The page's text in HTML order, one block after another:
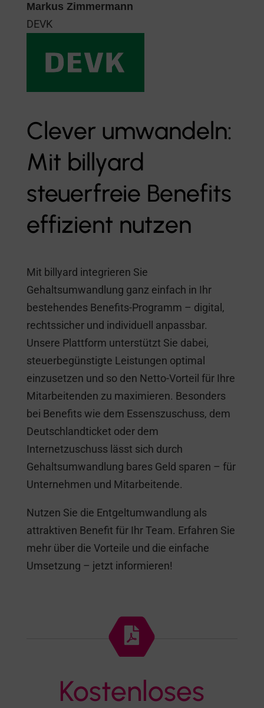
Markus Zimmermann
DEVK
Clever umwandeln:
Mit billyard
steuerfreie Benefits
effizient nutzen
Mit billyard integrieren Sie
Gehaltsumwandlung ganz einfach in Ihr
bestehendes Benefits-Programm – digital,
rechtssicher und individuell anpassbar.
Unsere Plattform unterstützt Sie dabei,
steuerbegünstigte Leistungen optimal
einzusetzen und so den Netto-Vorteil für Ihre
Mitarbeitenden zu maximieren. Besonders
bei Benefits wie dem Essenszuschuss, dem
Deutschlandticket oder dem
Internetzuschuss lässt sich durch
Gehaltsumwandlung bares Geld sparen – für
Unternehmen und Mitarbeitende.
Nutzen Sie die Entgeltumwandlung als
attraktiven Benefit für Ihr Team. Erfahren Sie
mehr über die Vorteile und die einfache
Umsetzung – jetzt informieren!

Kostenloses